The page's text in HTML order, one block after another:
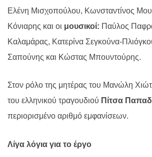
Ελένη Μισχοπούλου, Κωνσταντίνος
Κόνιαρης και οι μουσικοί: Παύλος
Καλαμάρας, Κατερίνα Σεγκούνα-
Σαπούνης και Κώστας Μπουντούρης.
Στον ρόλο της μητέρας του Μανώλη
του ελληνικού τραγουδιού Πίτσα
περιορισμένο αριθμό εμφανίσεων.
Λίγα λόγια για το έργο